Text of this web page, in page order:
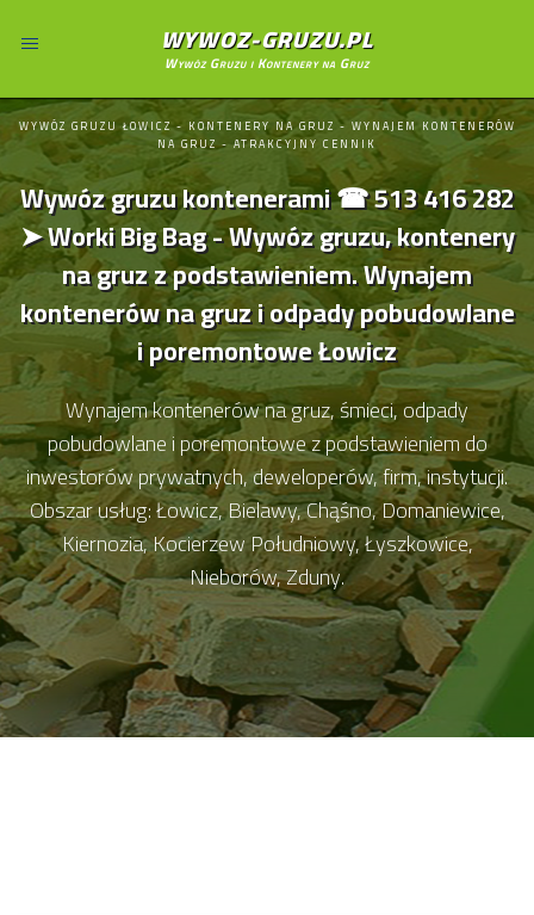
WYWOZ-GRUZU.PL
Wywóz Gruzu i Kontenery na Gruz
WYWÓZ GRUZU ŁOWICZ - KONTENERY NA GRUZ - WYNAJEM KONTENERÓW
NA GRUZ - ATRAKCYJNY CENNIK
Wywóz gruzu kontenerami ☎ 513 416 282
➤ Worki Big Bag - Wywóz gruzu, kontenery
na gruz z podstawieniem. Wynajem
kontenerów na gruz i odpady pobudowlane
i poremontowe Łowicz
Wynajem kontenerów na gruz, śmieci, odpady
pobudowlane i poremontowe z podstawieniem do
inwestorów prywatnych, deweloperów, firm, instytucji.
Obszar usług: Łowicz, Bielawy, Chąśno, Domaniewice,
Kiernozia, Kocierzew Południowy, Łyszkowice,
Nieborów, Zduny.